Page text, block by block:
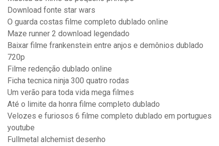
Download fonte star wars
O guarda costas filme completo dublado online
Maze runner 2 download legendado
Baixar filme frankenstein entre anjos e demônios dublado
720p
Filme redenção dublado online
Ficha tecnica ninja 300 quatro rodas
Um verão para toda vida mega filmes
Até o limite da honra filme completo dublado
Velozes e furiosos 6 filme completo dublado em portugues
youtube
Fullmetal alchemist desenho